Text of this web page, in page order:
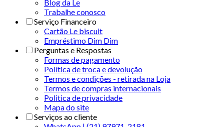
Blog da Le
Trabalhe conosco
Serviço Financeiro
Cartão Le biscuit
Empréstimo Dim Dim
Perguntas e Respostas
Formas de pagamento
Política de troca e devolução
Termos e condições - retirada na Loja
Termos de compras internacionais
Politica de privacidade
Mapa do site
Serviços ao cliente